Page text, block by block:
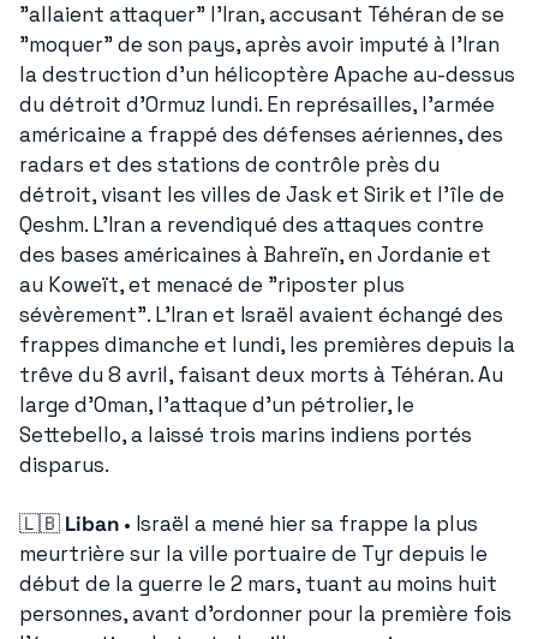
"allaient attaquer" l'Iran, accusant Téhéran de se
"moquer" de son pays, après avoir imputé à l'Iran
la destruction d'un hélicoptère Apache au-dessus
du détroit d'Ormuz lundi. En représailles, l'armée
américaine a frappé des défenses aériennes, des
radars et des stations de contrôle près du
détroit, visant les villes de Jask et Sirik et l'île de
Qeshm. L'Iran a revendiqué des attaques contre
des bases américaines à Bahreïn, en Jordanie et
au Koweït, et menacé de "riposter plus
sévèrement". L'Iran et Israël avaient échangé des
frappes dimanche et lundi, les premières depuis la
trêve du 8 avril, faisant deux morts à Téhéran. Au
large d'Oman, l'attaque d'un pétrolier, le
Settebello, a laissé trois marins indiens portés
disparus.
🇱🇧 Liban • Israël a mené hier sa frappe la plus
meurtrière sur la ville portuaire de Tyr depuis le
début de la guerre le 2 mars, tuant au moins huit
personnes, avant d'ordonner pour la première fois